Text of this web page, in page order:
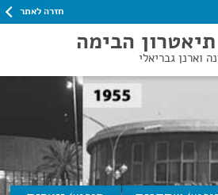
חזרה לאתר
תיאטרון הבימה
וארנן גבריאלי